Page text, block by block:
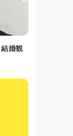
婚観